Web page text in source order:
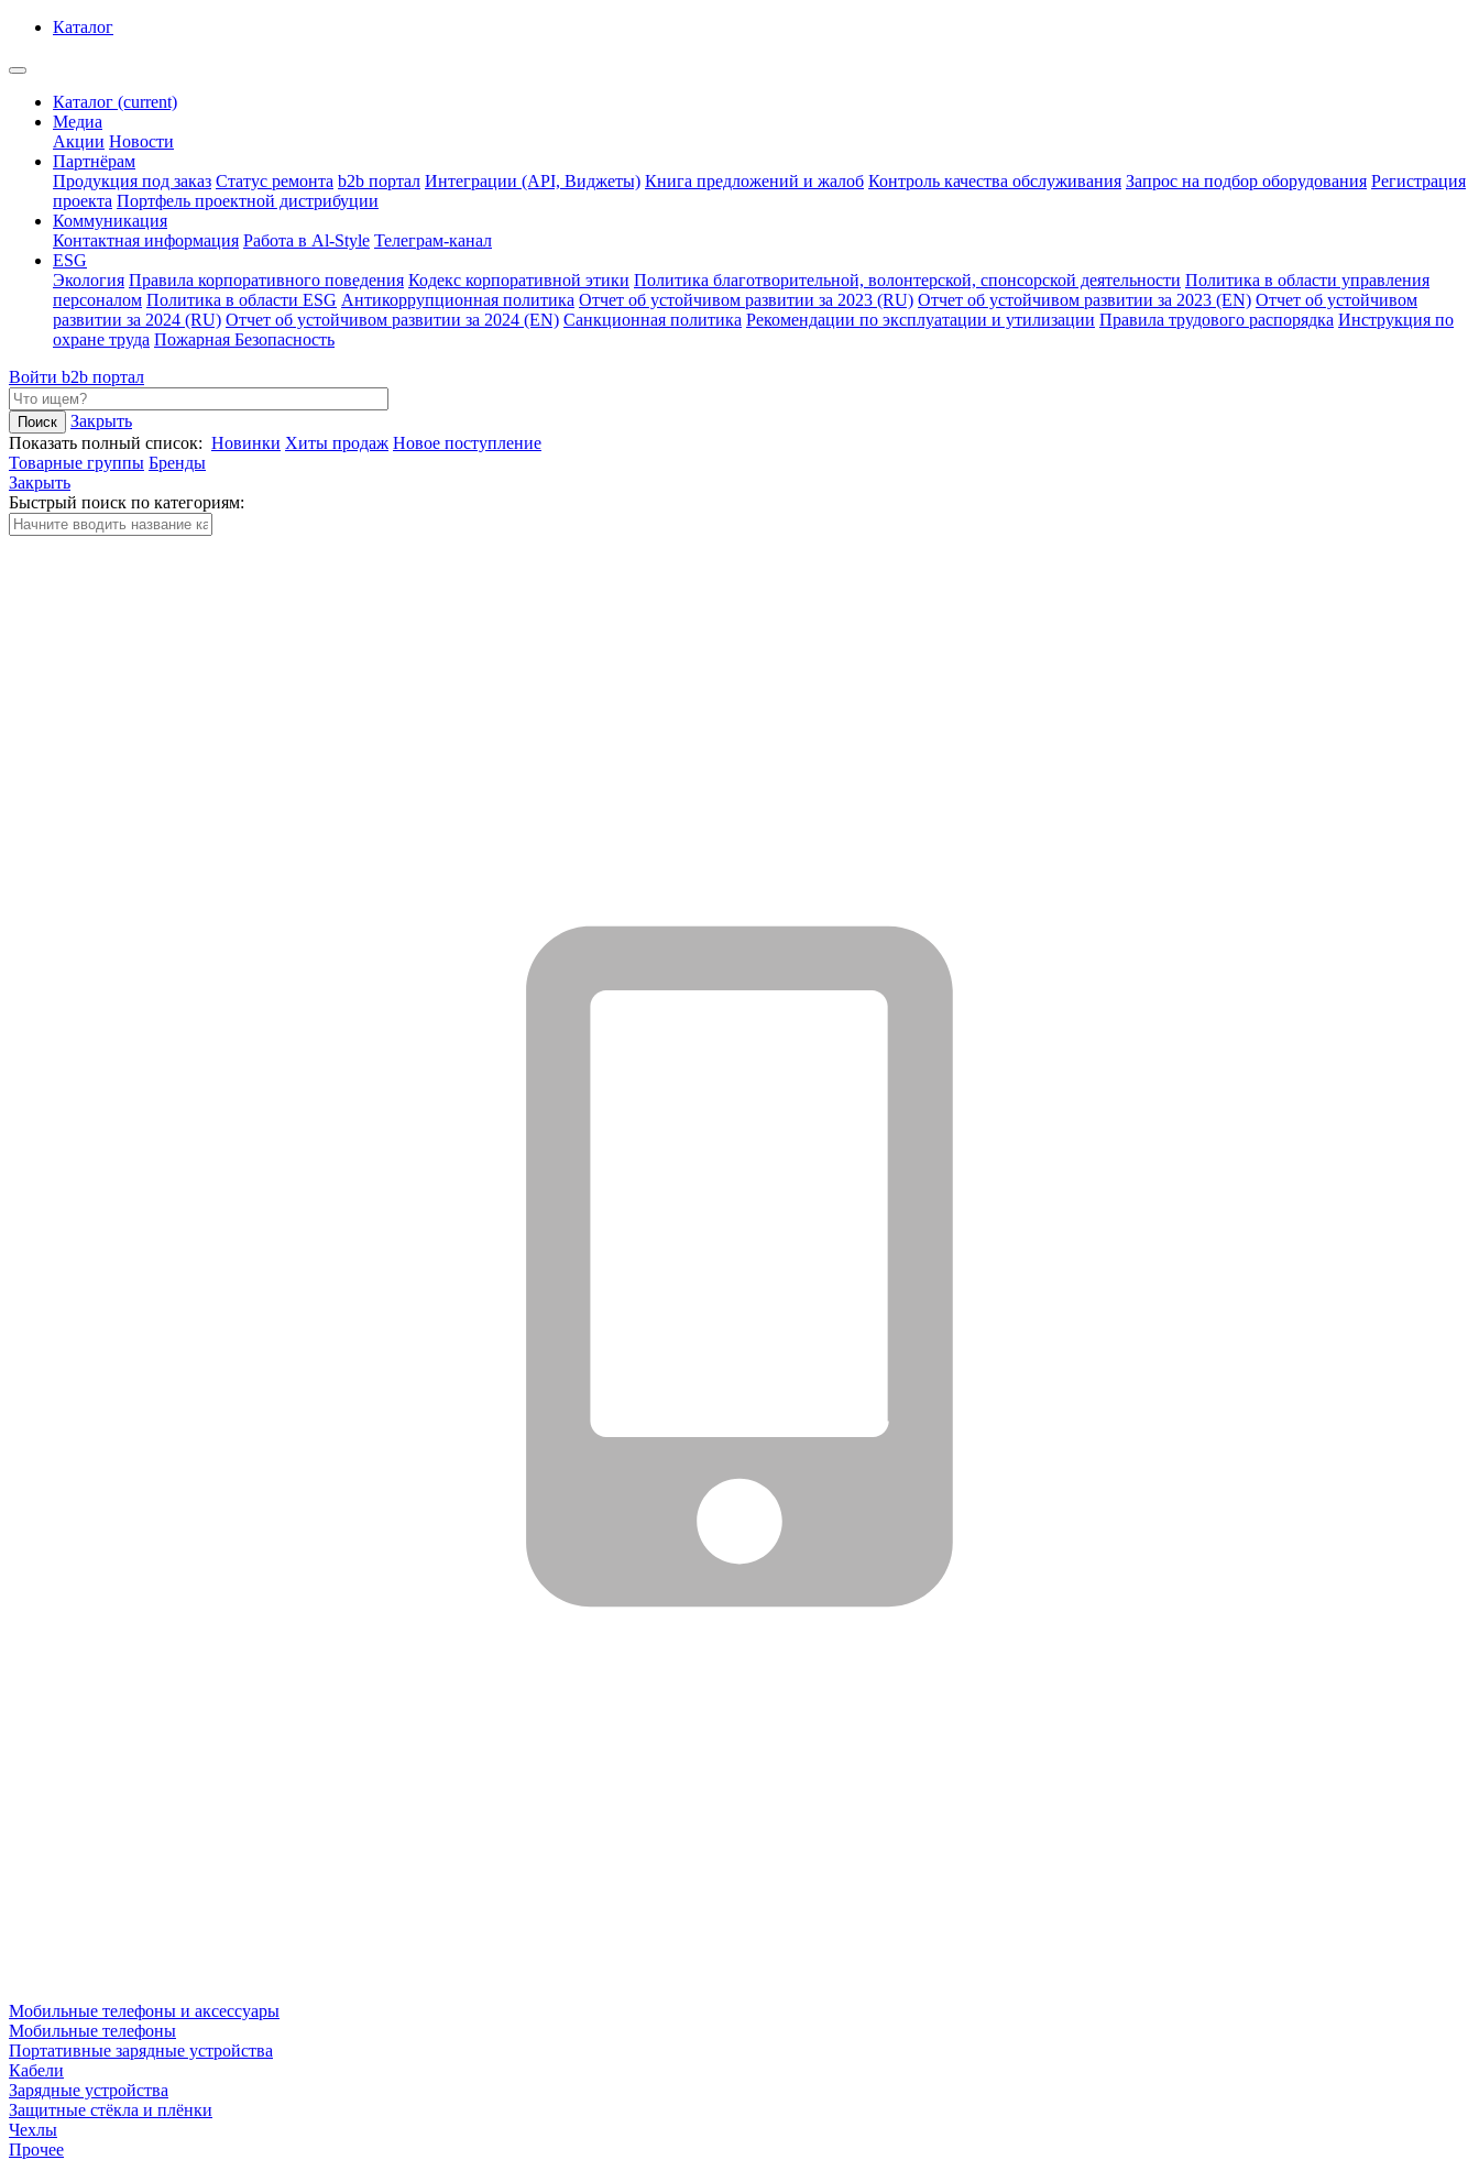
Каталог
Каталог (current)
Медиа
Акции Новости
Партнёрам
Продукция под заказ Статус ремонта b2b портал Интеграции (API, Виджеты) Книга предложений и жалоб Контроль качества обслуживания Запрос на подбор оборудования Регистрация
проекта Портфель проектной дистрибуции
Коммуникация
Контактная информация Работа в Al-Style Телеграм-канал
ESG
Экология Правила корпоративного поведения Кодекс корпоративной этики Политика благотворительной, волонтерской, спонсорской деятельности Политика в области управления
персоналом Политика в области ESG Антикоррупционная политика Отчет об устойчивом развитии за 2023 (RU) Отчет об устойчивом развитии за 2023 (EN) Отчет об устойчивом
развитии за 2024 (RU) Отчет об устойчивом развитии за 2024 (EN) Санкционная политика Рекомендации по эксплуатации и утилизации Правила трудового распорядка Инструкция по
охране труда Пожарная Безопасность
Войти b2b портал
Закрыть
Показать полный список: Новинки Хиты продаж Новое поступление
Товарные группы Бренды
Закрыть
Быстрый поиск по категориям:
Мобильные телефоны и аксессуары
Мобильные телефоны
Портативные зарядные устройства
Кабели
Зарядные устройства
Защитные стёкла и плёнки
Чехлы
Прочее